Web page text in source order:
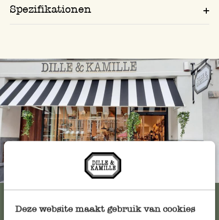
Deze website maakt gebruik van cookies
Spezifikationen
Immer in der Nähe